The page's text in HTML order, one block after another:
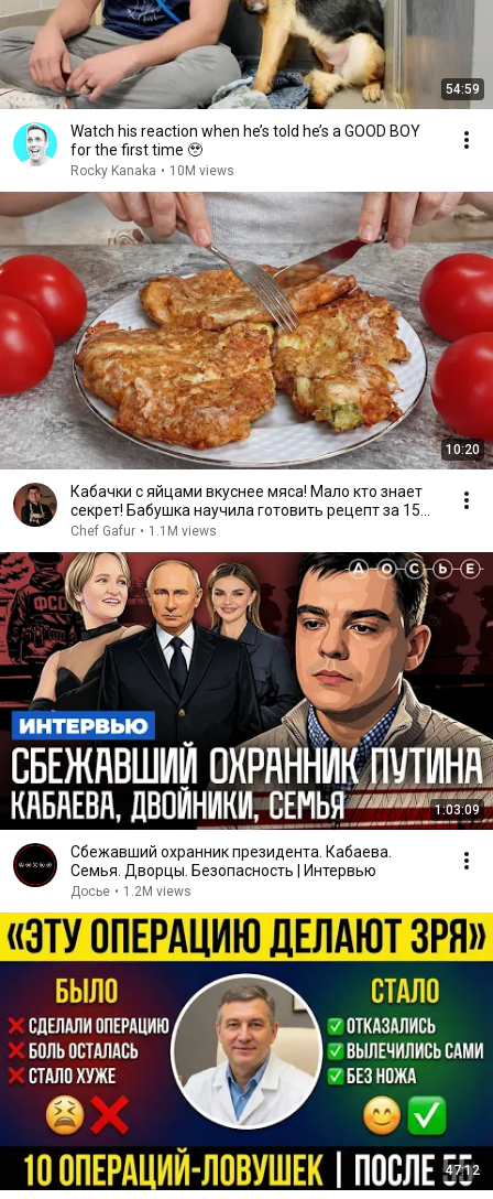
54:59
Watch his reaction when he’s told he’s a GOOD BOY
for the first time 🥹
Rocky Kanaka • 10M views
10:20
Кабачки с яйцами вкуснее мяса! Мало кто знает
секрет! Бабушка научила готовить рецепт за 15
минут
Chef Gafur • 1.1M views
1:03:09
Сбежавший охранник президента. Кабаева.
Семья. Дворцы. Безопасность | Интервью
Досье • 1.2M views
47:12